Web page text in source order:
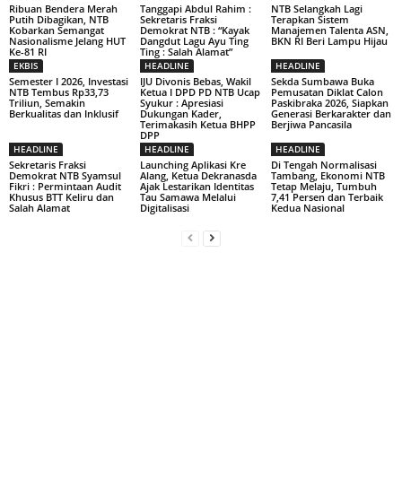
Ribuan Bendera Merah
Putih Dibagikan, NTB
Kobarkan Semangat
Nasionalisme Jelang HUT
Ke-81 RI
Tanggapi Abdul Rahim :
Sekretaris Fraksi
Demokrat NTB : “Kayak
Dangdut Lagu Ayu Ting
Ting : Salah Alamat”
NTB Selangkah Lagi
Terapkan Sistem
Manajemen Talenta ASN,
BKN RI Beri Lampu Hijau
EKBIS
Semester I 2026, Investasi
NTB Tembus Rp33,73
Triliun, Semakin
Berkualitas dan Inklusif
HEADLINE
IJU Divonis Bebas, Wakil
Ketua I DPD PD NTB Ucap
Syukur : Apresiasi
Dukungan Kader,
Terimakasih Ketua BHPP
DPP
HEADLINE
Sekda Sumbawa Buka
Pemusatan Diklat Calon
Paskibraka 2026, Siapkan
Generasi Berkarakter dan
Berjiwa Pancasila
HEADLINE
Sekretaris Fraksi
Demokrat NTB Syamsul
Fikri : Permintaan Audit
Khusus BTT Keliru dan
Salah Alamat
HEADLINE
Launching Aplikasi Kre
Alang, Ketua Dekranasda
Ajak Lestarikan Identitas
Tau Samawa Melalui
Digitalisasi
HEADLINE
Di Tengah Normalisasi
Tambang, Ekonomi NTB
Tetap Melaju, Tumbuh
7,41 Persen dan Terbaik
Kedua Nasional